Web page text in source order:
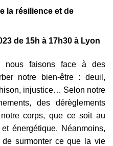
la résilience et de
de 15h à 17h30 à Lyon
nous faisons face à des
notre bien-être : deuil,
injustice… Selon notre
des dérèglements
corps, que ce soit au
énergétique. Néanmoins,
surmonter ce que la vie